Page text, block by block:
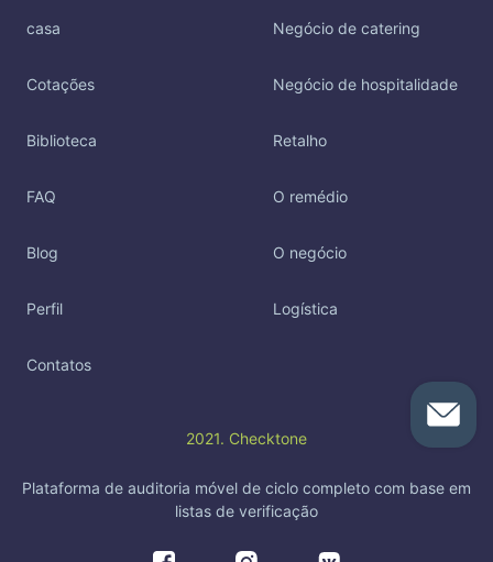
casa
Cotações
Biblioteca
FAQ
Blog
Perfil
Contatos
Negócio de catering
Negócio de hospitalidade
Retalho
O remédio
O negócio
Logística
2021. Checktone
Plataforma de auditoria móvel de ciclo completo com base em
listas de verificação